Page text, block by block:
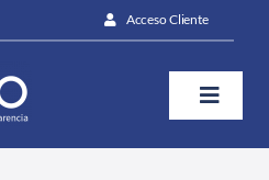
Acceso Cliente
Toggle